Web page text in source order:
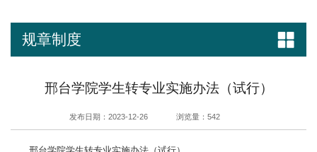
规章制度
邢台学院学生转专业实施办法（试行）
发布日期：2023-12-26 浏览量： 542